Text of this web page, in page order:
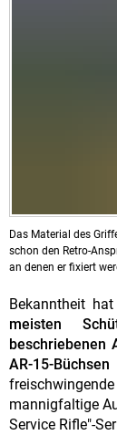
Das Material des
schon den Retro-
an denen er fixiert
Bekanntheit
meisten
beschriebenen
AR-15-
mannigfaltige
Service Rifle"-